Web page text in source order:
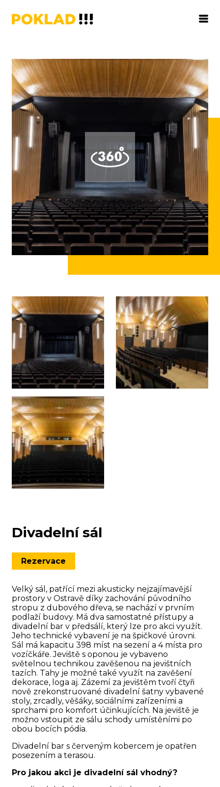
Divadelní sál
Rezervace
Velký sál, patřící mezi akusticky nejzajímavější
prostory v Ostravě díky zachování původního
stropu z dubového dřeva, se nachází v prvním
podlaží budovy. Má dva samostatné přístupy a
divadelní bar v předsálí, který lze pro akci využít.
Jeho technické vybavení je na špičkové úrovni.
Sál má kapacitu 398 míst na sezení a 4 místa pro
vozíčkáře. Jeviště s oponou je vybaveno
světelnou technikou zavěšenou na jevištních
tazích. Tahy je možné také využít na zavěšení
dekorace, loga aj. Zázemí za jevištěm tvoří čtyři
nově zrekonstruované divadelní šatny vybavené
stoly, zrcadly, věšáky, sociálními zařízeními a
sprchami pro komfort účinkujících. Na jeviště je
možno vstoupit ze sálu schody umístěními po
obou bocích pódia.
Divadelní bar s červeným kobercem je opatřen
posezením a terasou.
Pro jakou akci je divadelní sál vhodný?